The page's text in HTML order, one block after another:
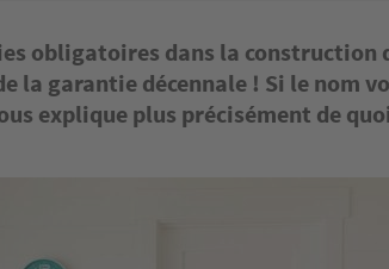
obligatoires dans la construction
la garantie décennale ! Si le nom
explique plus précisément de